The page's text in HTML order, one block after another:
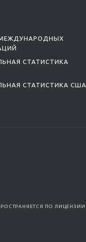
СТАТИСТИКА
СТАТИСТИКА США
ПО ЛИЦЕНЗИИ